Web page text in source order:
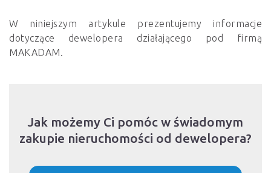
W niniejszym artykule prezentujemy informacje
dotyczące dewelopera działającego pod firmą
MAKADAM.
Jak możemy Ci pomóc w świadomym
zakupie nieruchomości od dewelopera?